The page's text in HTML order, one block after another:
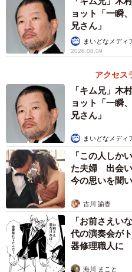
ョット「一瞬
兄さん」
まいどなメディ
2026.08.09
アクセス
「キム兄」木
ョット「一瞬
兄さん」
まいどなメディ
「この人しか
た夫婦 出会
今の思いを聞
古川 諭香
「お前さえい
代の演奏会が
器修理職人に
海川 まこと